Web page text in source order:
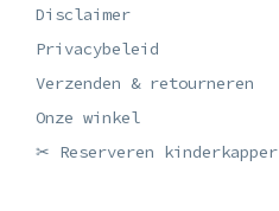
Disclaimer
Privacybeleid
Verzenden & retourneren
Onze winkel
✂ Reserveren kinderkapper